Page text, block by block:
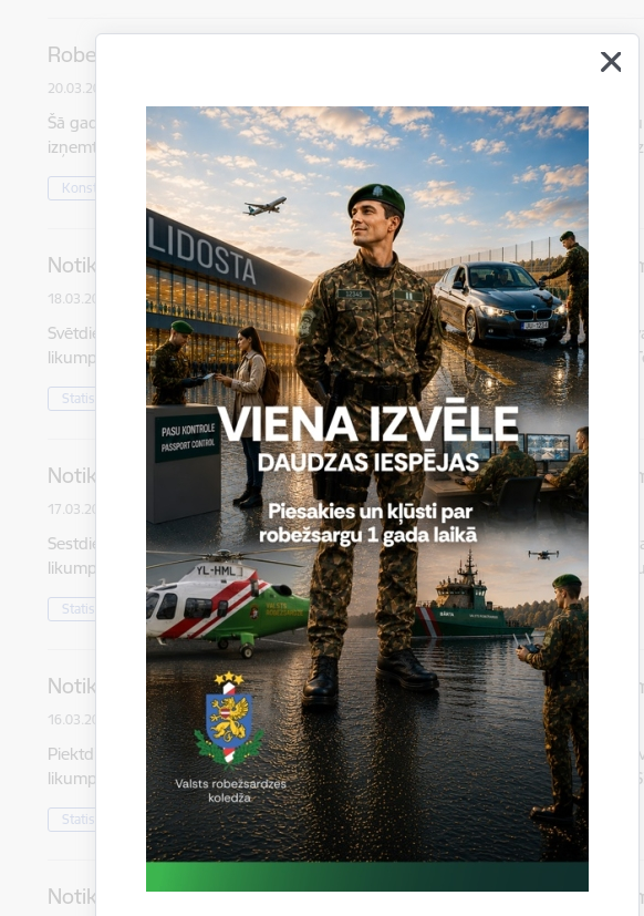
Robežsargi izņem 140 tūkstoši kontrabandas cigarešu
20.03.2018.
Šā gada 19.martā Daugavpilī par tabakas izstrādājumu nelikumīgu
izņemts 140 tūkstoši kontrabandas cigarešu. Pirmdien, operatīvo pasākumu
Konstatētie pārkāpumi
Notikumi uz valsts robežas un valsts iekšienē - 2018. gada 18.
18.03.2018.
Svētdien, 18.martā, Valsts robežsardzes amatpersonas uz ārējām robežām un
likumpārkāpējus. Uz ārējām robežām konstatēti 16 robežpārkāpēji, tajā skaitā:
Statistika
Notikumi uz valsts robežas un valsts iekšienē - 2018. gada 17.
17.03.2018.
Sestdien, 17.martā, Valsts robežsardzes amatpersonas uz ārējām robežām un
likumpārkāpēju. Uz ārējām robežām konstatēti 7 robežpārkāpēji, tajā skaitā
Statistika
Notikumi uz valsts robežas un valsts iekšienē - 2018. gada 16.
16.03.2018.
Piektdien, 16.martā, Valsts robežsardzes amatpersonas uz ārējām robežām un
likumpārkāpējus. Uz ārējām robežām konstatēti 14 robežpārkāpēji, tajā skaitā:
Statistika
Notikumi uz valsts robežas un valsts iekšienē - 2018. gada 15.